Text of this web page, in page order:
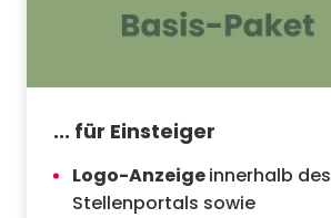
... für Einsteiger
Logo-Anzeigeinnerhalb des
Stellenportals sowie